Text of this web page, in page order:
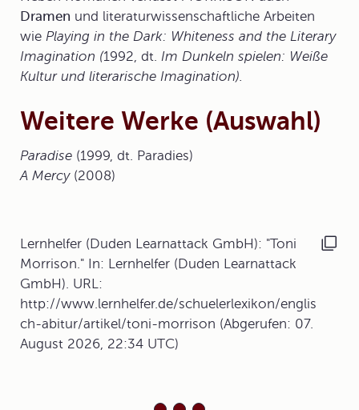
Dramen und literaturwissenschaftliche Arbeiten
wie Playing in the Dark: Whiteness and the Literary
Imagination (1992, dt. Im Dunkeln spielen: Weiße
Kultur und literarische Imagination).
Weitere Werke (Auswahl)
Paradise (1999, dt. Paradies)
A Mercy(2008)
Lernhelfer (Duden Learnattack GmbH): "Toni
Morrison." In: Lernhelfer (Duden Learnattack
GmbH). URL:
http://www.lernhelfer.de/schuelerlexikon/englis
ch-abitur/artikel/toni-morrison (Abgerufen: 07.
August 2026, 22:34 UTC)